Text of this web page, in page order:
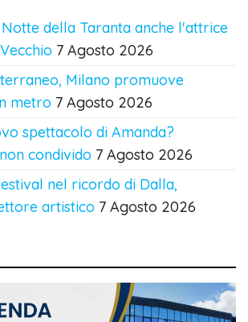
della Taranta anche l'attrice
7 Agosto 2026
Milano promuove
metro 7 Agosto 2026
spettacolo di Amanda?
condivido 7 Agosto 2026
nel ricordo di Dalla,
artistico 7 Agosto 2026